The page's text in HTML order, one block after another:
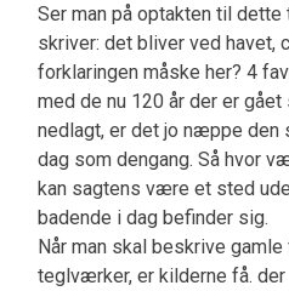
Ser man på optakten til
skriver: det bliver ved havet,
forklaringen måske her? 4
med de nu 120 år der er
nedlagt, er det jo næppe den
dag som dengang. Så hvor
kan sagtens være et sted
badende i dag befinder sig.
Når man skal beskrive
teglværker, er kilderne få.